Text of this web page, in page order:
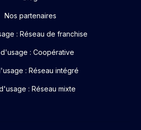
Nos partenaires
: Réseau de franchise
: Coopérative
: Réseau intégré
: Réseau mixte